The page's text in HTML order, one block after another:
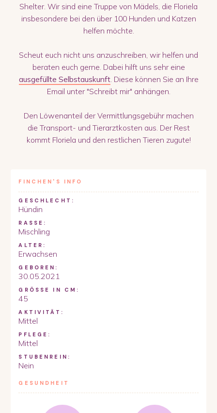
Shelter. Wir sind eine Truppe von Mädels, die Floriela
insbesondere bei den über 100 Hunden und Katzen
helfen möchte.
Scheut euch nicht uns anzuschreiben, wir helfen und
beraten euch gerne. Dabei hilft uns sehr eine
ausgefüllte Selbstauskunft. Diese können Sie an Ihre
Email unter "Schreibt mir" anhängen.
Den Löwenanteil der Vermittlungsgebühr machen
die Transport- und Tierarztkosten aus. Der Rest
kommt Floriela und den restlichen Tieren zugute!
FINCHEN 'S INFO
GESCHLECHT:
Hündin
RASSE:
Mischling
ALTER:
Erwachsen
GEBOREN:
30.05.2021
GRÖSSE IN CM:
45
AKTIVITÄT:
Mittel
PFLEGE:
Mittel
STUBENREIN:
Nein
GESUNDHEIT